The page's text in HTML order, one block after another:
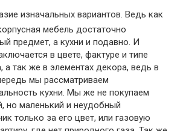
изначальных вариантов. Ведь как
мебель достаточно
предмет, а кухни и подавно. И
в цвете, фактуре и типе
а так же в элементах декора, ведь в
мы рассматриваем
кухни. Мы же не покупаем
но маленький и неудобный
только за его цвет, или газовую